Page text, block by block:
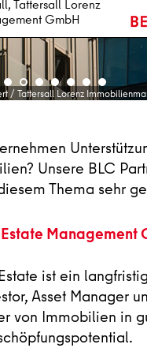
& Sommer Berlin
/ Nicole Schnittfincke |
Tattersall Lorenz
GmbH
/ Tattersall Lorenz
Campus Berlin-Buch
© Peter Himsel / Campus
Lang LaSalle SE
©
Technologies GmbH
© eventfotografen.berlin/
Real Estate
© Portraitbild: Jochen Rolfes,
Real Estate
Unsere BLC
Thema sehr
Management
ist ein langfristig
Asset Manager
von Immobilien in